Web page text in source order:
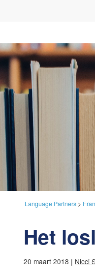
Language Partners >
Het
20 maart 2018 | Nicci